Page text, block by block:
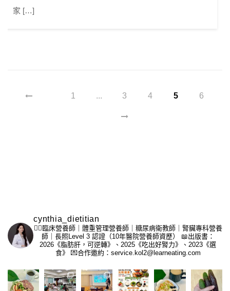
家 […]
1 ... 3 4 5 6
cynthia_dietitian
👩‍⚕️臨床營養師｜體重管理營養師｜糖尿病衛教師｜腎臟專科營養
師｜長照Level 3 認證（10年醫院營養師資歷）
📖出版書：
2026《脂肪肝，可逆轉》、2025《吃出好腎力》、2023《選
食》
💌合作邀約：service.kol2@learneating.com